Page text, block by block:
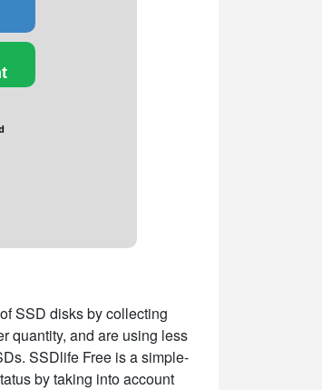
SSD disks by collecting
quantity, and are using less
SSDlife Free is a simple-
by taking into account